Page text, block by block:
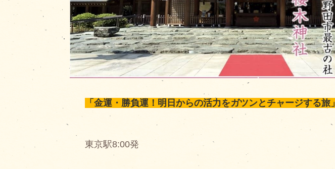
「金運・勝負運！明日からの活力をガツンとチャージする旅」
東京駅8:00発